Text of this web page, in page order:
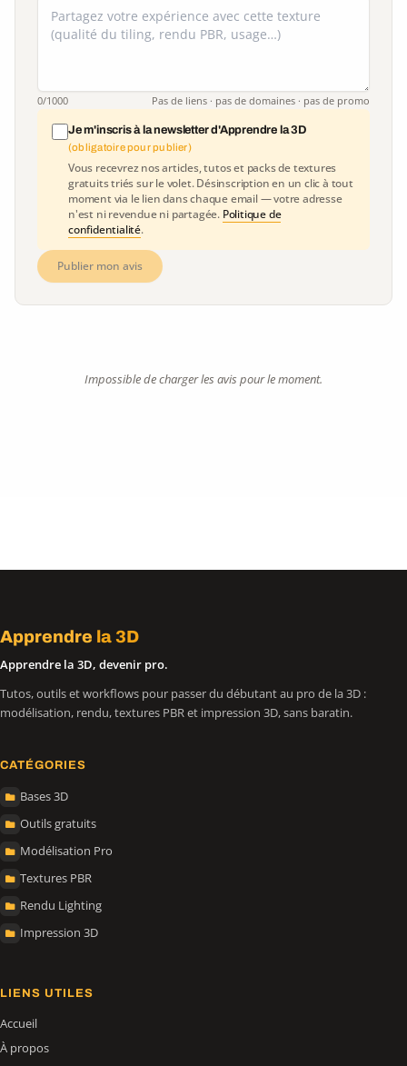
0/1000 Pas de liens · pas de domaines · pas de promo
Je m'inscris à la newsletter d'Apprendre la 3D
(obligatoire pour publier)
Vous recevrez nos articles, tutos et packs de textures
gratuits triés sur le volet. Désinscription en un clic à tout
moment via le lien dans chaque email — votre adresse
n'est ni revendue ni partagée. Politique de
confidentialité.
Publier mon avis
Impossible de charger les avis pour le moment.
Apprendre la 3D
Apprendre la 3D, devenir pro.
Tutos, outils et workflows pour passer du débutant au pro de la 3D :
modélisation, rendu, textures PBR et impression 3D, sans baratin.
CATÉGORIES
Bases 3D
Outils gratuits
Modélisation Pro
Textures PBR
Rendu Lighting
Impression 3D
LIENS UTILES
Accueil
À propos